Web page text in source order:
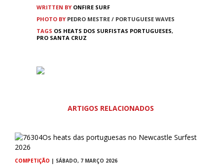
WRITTEN BY ONFIRE SURF
PHOTO BY PEDRO MESTRE / PORTUGUESE WAVES
TAGS OS HEATS DOS SURFISTAS PORTUGUESES,
PRO SANTA CRUZ
ARTIGOS RELACIONADOS
COMPETIÇÃO | SÁBADO, 7 MARÇO 2026